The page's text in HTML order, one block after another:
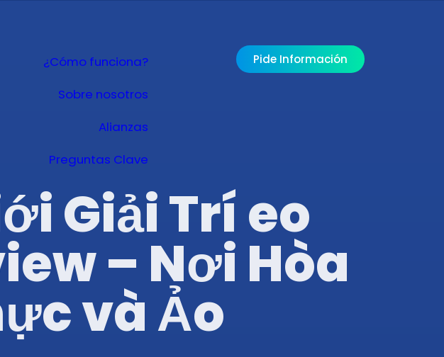
¿Cómo funciona?
Sobre nosotros
Alianzas
Preguntas Clave
Pide Información
Giải Trí eo
– Nơi Hòa
và Ảo